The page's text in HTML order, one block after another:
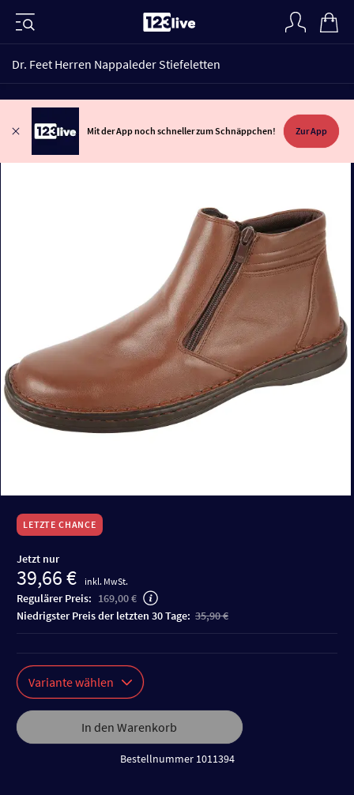
Dr. Feet Herren Nappaleder Stiefeletten
Mit der App noch schneller zum Schnäppchen! Zur App
LETZTE CHANCE
Jetzt nur
39,66 € inkl. MwSt.
Regulärer Preis: 169,00 €
niedrigster Preis der letzten 30 Tage: 35,90 €
Variante wählen
In den Warenkorb
Bestellnummer 1011394